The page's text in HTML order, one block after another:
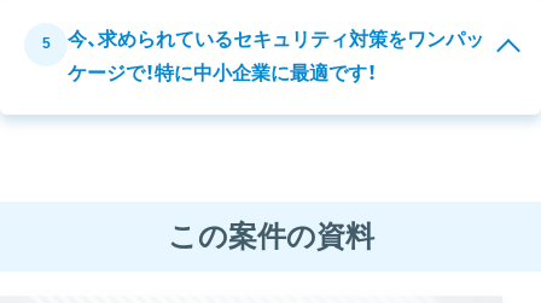
5
今、求められているセキュリティ対策をワンパッ
ケージで！特に中小企業に最適です！
この案件の資料